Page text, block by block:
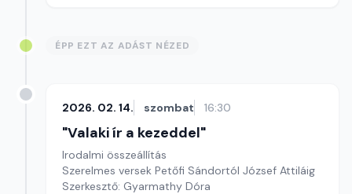
ÉPP EZT AZ ADÁST NÉZED
2026. 02. 14. szombat 16:30
"Valaki ír a kezeddel"
Irodalmi összeállítás
Szerelmes versek Petőfi Sándortól József Attiláig
Szerkesztő: Gyarmathy Dóra